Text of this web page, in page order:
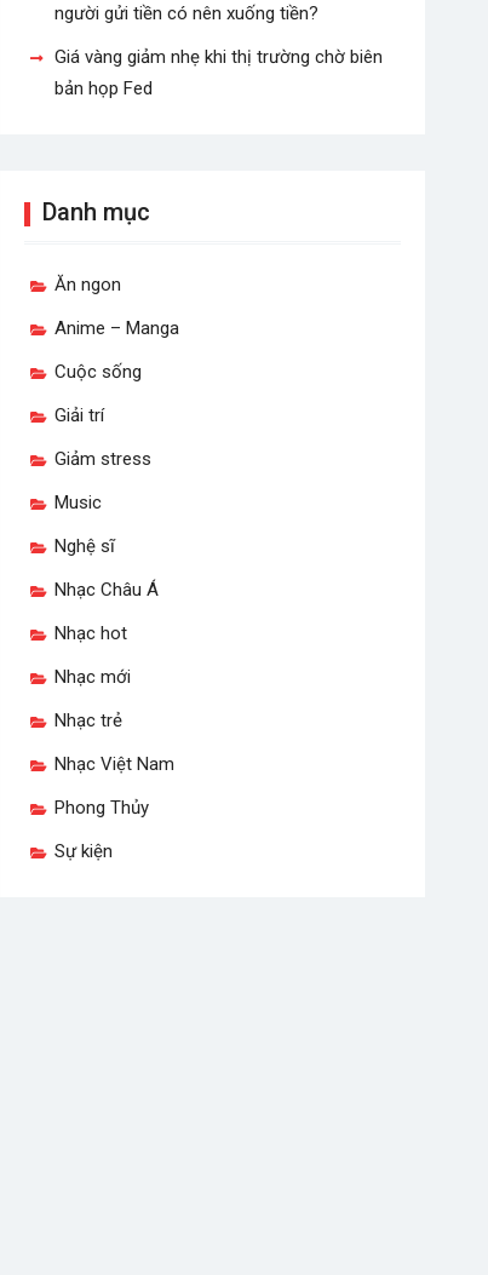
người gửi tiền có nên xuống tiền?
Giá vàng giảm nhẹ khi thị trường chờ biên
bản họp Fed
Danh mục
Ăn ngon
Anime – Manga
Cuộc sống
Giải trí
Giảm stress
Music
Nghệ sĩ
Nhạc Châu Á
Nhạc hot
Nhạc mới
Nhạc trẻ
Nhạc Việt Nam
Phong Thủy
Sự kiện